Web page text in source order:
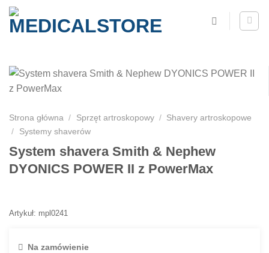
Strona główna / Sprzęt artroskopowy / Shavery artroskopowe
/
Systemy shaverów
System shavera Smith & Nephew
DYONICS POWER II z PowerMax
Artykuł: mpl0241
Na zamówienie